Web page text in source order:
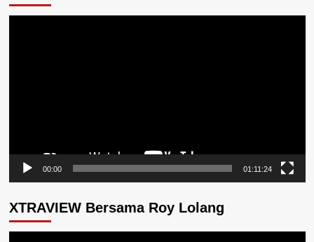
00:00 01:11:24
XTRAVIEW Bersama Roy Lolang